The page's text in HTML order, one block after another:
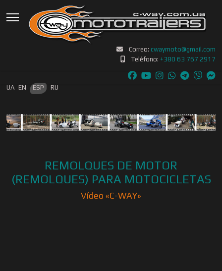
Correo: cwaymoto@gmail.com
Teléfono: +380 63 767 2917
Seleccione su idioma
UA EN ESP RU
REMOLQUES DE MOTOR
(REMOLQUES) PARA MOTOCICLETAS
Vídeo «С-WAY»